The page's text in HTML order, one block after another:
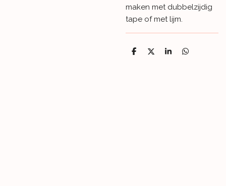
maken met dubbelzijdig
tape of met lijm.
D
D
S
D